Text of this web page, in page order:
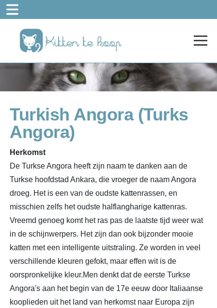
Turkish Angora (Turks
Angora)
Herkomst
De Turkse Angora heeft zijn naam te danken aan de
Turkse hoofdstad Ankara, die vroeger de naam Angora
droeg. Het is een van de oudste kattenrassen, en
misschien zelfs het oudste halflangharige kattenras.
Vreemd genoeg komt het ras pas de laatste tijd weer wat
in de schijnwerpers. Het zijn dan ook bijzonder mooie
katten met een intelligente uitstraling. Ze worden in veel
verschillende kleuren gefokt, maar effen wit is de
oorspronkelijke kleur.Men denkt dat de eerste Turkse
Angora's aan het begin van de 17e eeuw door Italiaanse
kooplieden uit het land van herkomst naar Europa zijn